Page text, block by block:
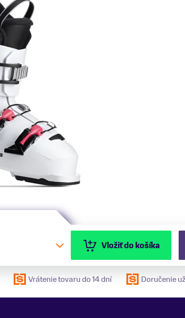
Vložiť do košíka
Vrátenie tovaru do 14 dní Doručenie